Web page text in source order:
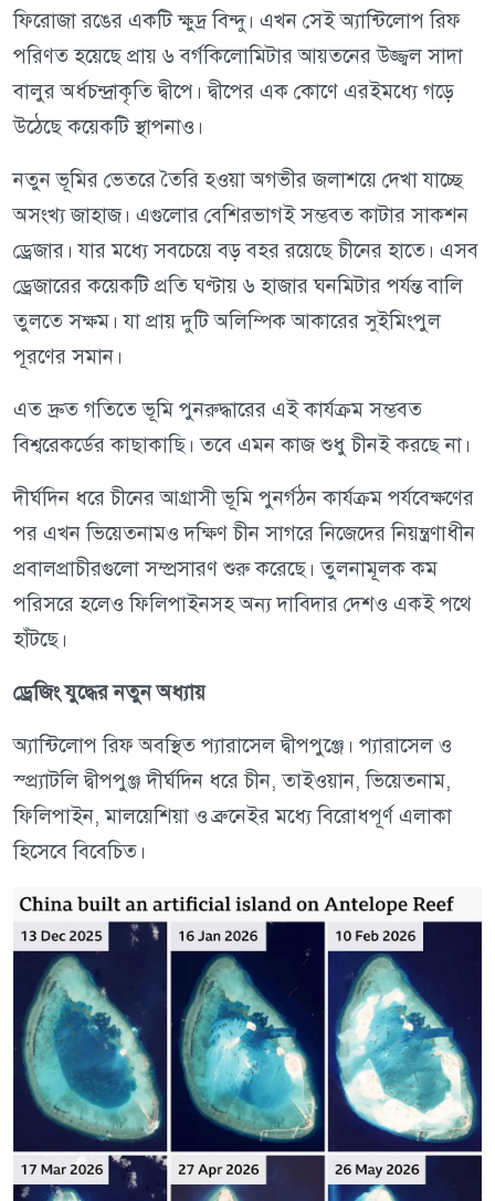
ফিরোজা রঙের একটি ক্ষুদ্র বিন্দু। এখন সেই অ্যান্টিলোপ রিফ
পরিণত হয়েছে প্রায় ৬ বর্গকিলোমিটার আয়তনের উজ্জ্বল সাদা
বালুর অর্ধচন্দ্রাকৃতি দ্বীপে। দ্বীপের এক কোণে এরইমধ্যে গড়ে
উঠেছে কয়েকটি স্থাপনাও।
নতুন ভূমির ভেতরে তৈরি হওয়া অগভীর জলাশয়ে দেখা যাচ্ছে
অসংখ্য জাহাজ। এগুলোর বেশিরভাগই সম্ভবত কাটার সাকশন
ড্রেজার। যার মধ্যে সবচেয়ে বড় বহর রয়েছে চীনের হাতে। এসব
ড্রেজারের কয়েকটি প্রতি ঘণ্টায় ৬ হাজার ঘনমিটার পর্যন্ত বালি
তুলতে সক্ষম। যা প্রায় দুটি অলিম্পিক আকারের সুইমিংপুল
পূরণের সমান।
এত দ্রুত গতিতে ভূমি পুনরুদ্ধারের এই কার্যক্রম সম্ভবত
বিশ্বরেকর্ডের কাছাকাছি। তবে এমন কাজ শুধু চীনই করছে না।
দীর্ঘদিন ধরে চীনের আগ্রাসী ভূমি পুনর্গঠন কার্যক্রম পর্যবেক্ষণের
পর এখন ভিয়েতনামও দক্ষিণ চীন সাগরে নিজেদের নিয়ন্ত্রণাধীন
প্রবালপ্রাচীরগুলো সম্প্রসারণ শুরু করেছে। তুলনামূলক কম
পরিসরে হলেও ফিলিপাইনসহ অন্য দাবিদার দেশও একই পথে
হাঁটছে।
ড্রেজিং যুদ্ধের নতুন অধ্যায়
অ্যান্টিলোপ রিফ অবস্থিত প্যারাসেল দ্বীপপুঞ্জে। প্যারাসেল ও
স্প্র্যাটলি দ্বীপপুঞ্জ দীর্ঘদিন ধরে চীন, তাইওয়ান, ভিয়েতনাম,
ফিলিপাইন, মালয়েশিয়া ও ব্রুনেইর মধ্যে বিরোধপূর্ণ এলাকা
হিসেবে বিবেচিত।